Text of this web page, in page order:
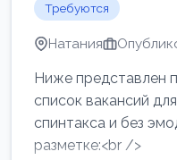
Требуются
Натания
Ниже представлен
список вакансий
спинтакса и без
разметке:<br />